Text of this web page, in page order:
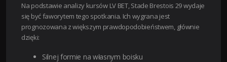
Na podstawie analizy kursów LV BET, Stade Brestois 29 wydaje
się być faworytem tego spotkania. Ich wygrana jest
prognozowana z większym prawdopodobieństwem, głównie
dzięki:
Silnej formie na własnym boisku